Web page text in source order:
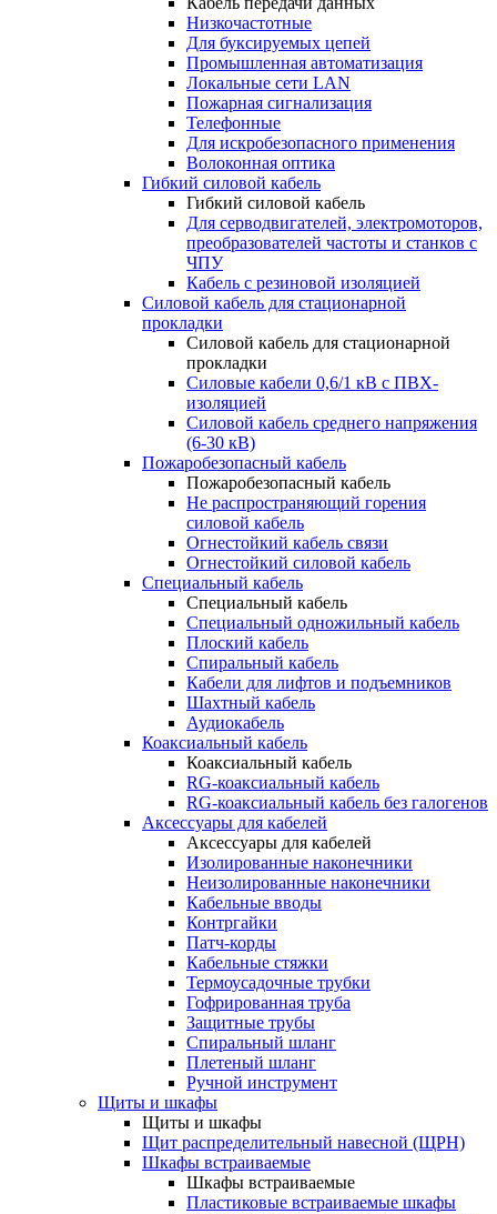
Низкочастотные
Для буксируемых цепей
Промышленная автоматизация
Локальные сети LAN
Пожарная сигнализация
Телефонные
Для искробезопасного применения
Волоконная оптика
Гибкий силовой кабель
Гибкий силовой кабель
Для серводвигателей, электромоторов,
преобразователей частоты и станков с
ЧПУ
Кабель с резиновой изоляцией
Силовой кабель для стационарной
прокладки
Силовой кабель для стационарной
прокладки
Силовые кабели 0,6/1 кВ с ПВХ-
изоляцией
Силовой кабель среднего напряжения
(6-30 кВ)
Пожаробезопасный кабель
Пожаробезопасный кабель
Не распространяющий горения
силовой кабель
Огнестойкий кабель связи
Огнестойкий силовой кабель
Специальный кабель
Специальный кабель
Специальный одножильный кабель
Плоский кабель
Спиральный кабель
Кабели для лифтов и подъемников
Шахтный кабель
Аудиокабель
Коаксиальный кабель
Коаксиальный кабель
RG-коаксиальный кабель
RG-коаксиальный кабель без галогенов
Аксессуары для кабелей
Аксессуары для кабелей
Изолированные наконечники
Неизолированные наконечники
Кабельные вводы
Контргайки
Патч-корды
Кабельные стяжки
Термоусадочные трубки
Гофрированная труба
Защитные трубы
Спиральный шланг
Плетеный шланг
Ручной инструмент
Щиты и шкафы
Щиты и шкафы
Щит распределительный навесной (ЩРН)
Шкафы встраиваемые
Шкафы встраиваемые
Пластиковые встраиваемые шкафы